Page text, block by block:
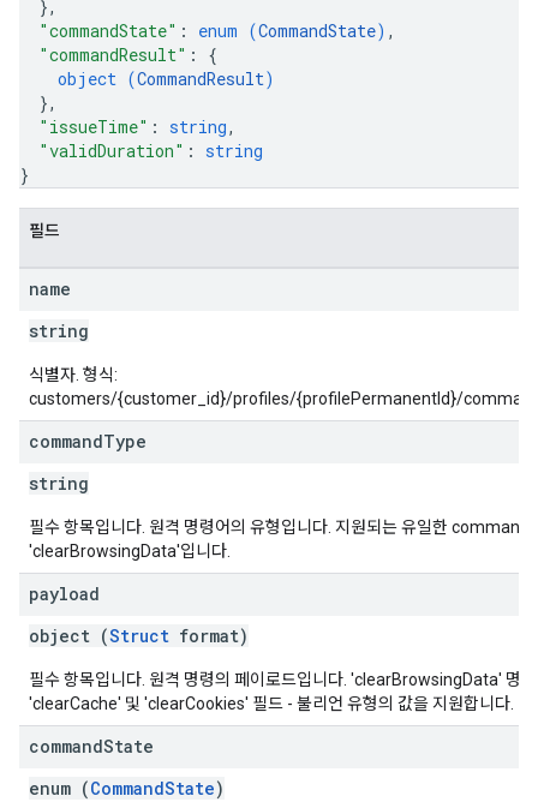
},
"commandState" : enum (CommandState) ,
"commandResult" : {
object (CommandResult)
},
"issueTime" : string,
"validDuration" : string
}
필드
name
string
식별자. 형식:
customers/{customer_id}/profiles/{profilePermanentId}/
commandType
string
필수 항목입니다. 원격 명령어의 유형입니다. 지원되는 유일한
'clearBrowsingData'입니다.
payload
object (Struct format)
필수 항목입니다. 원격 명령의 페이로드입니다. 'clearBrowsingData' 명
'clearCache' 및 'clearCookies' 필드 - 불리언 유형의 값을 지원합니다.
commandState
enum (CommandState)